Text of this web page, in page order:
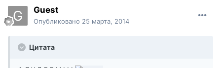
Guest
Опубликовано 25 марта, 2014
Цитата